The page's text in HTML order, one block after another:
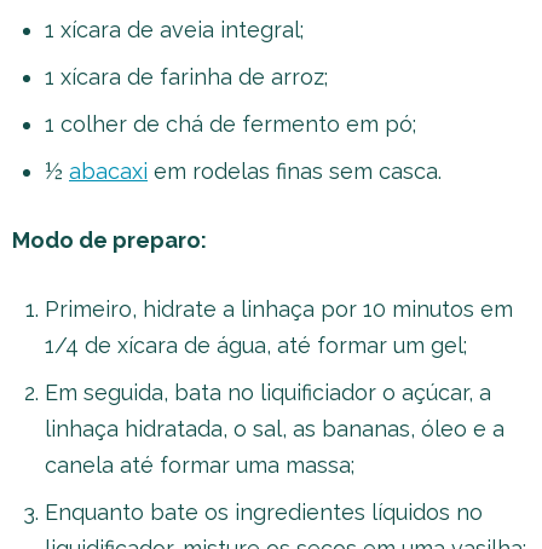
1 xícara de aveia integral;
1 xícara de farinha de arroz;
1 colher de chá de fermento em pó;
½ abacaxi em rodelas finas sem casca.
Modo de preparo:
Primeiro, hidrate a linhaça por 10 minutos em
1/4 de xícara de água, até formar um gel;
Em seguida, bata no liquificiador o açúcar, a
linhaça hidratada, o sal, as bananas, óleo e a
canela até formar uma massa;
Enquanto bate os ingredientes líquidos no